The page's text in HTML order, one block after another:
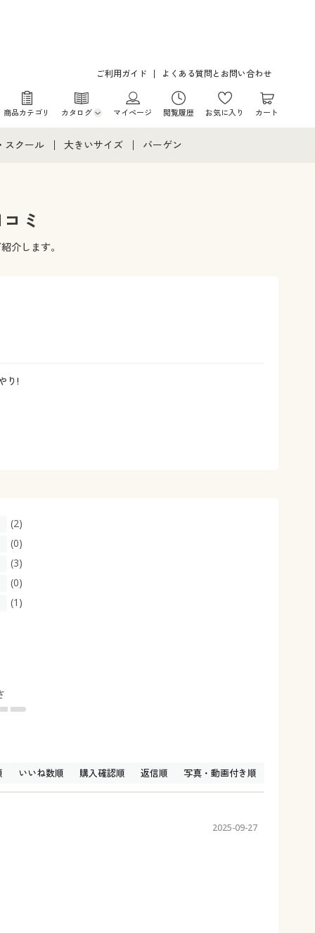
ご利用ガイド よくある質問とお問い合わせ
商品カテゴリ カタログ
カタログ・チラシからのご注文
マイページ 閲覧履歴 お気に入り カート
ト
スクール
学生服
ア・ティーンズ下着
大きいサイズ バーゲン
ミ
介します。
り!
(2)
(0)
(3)
(0)
(1)
いいね数順 購入確認順 返信順 写真・動画付き順
2025-09-27